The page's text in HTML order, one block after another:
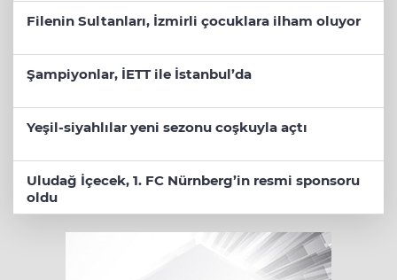
Filenin Sultanları, İzmirli çocuklara ilham oluyor
Şampiyonlar, İETT ile İstanbul’da
Yeşil-siyahlılar yeni sezonu coşkuyla açtı
Uludağ İçecek, 1. FC Nürnberg’in resmi sponsoru
oldu